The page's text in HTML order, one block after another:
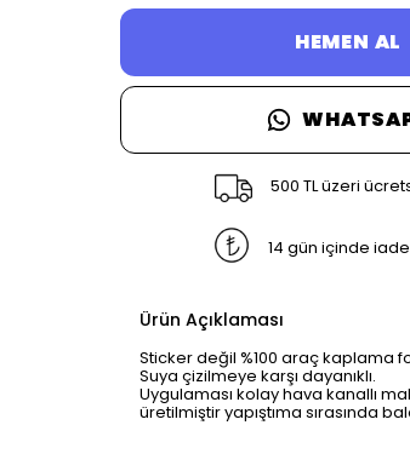
HEMEN AL
500 TL üzeri
14 gün içinde
Ürün Açıklaması
Sticker değil %100 araç kaplama
Suya çizilmeye karşı dayanıklı.
Uygulaması kolay hava kanallı
üretilmiştir yapıştıma sırasında